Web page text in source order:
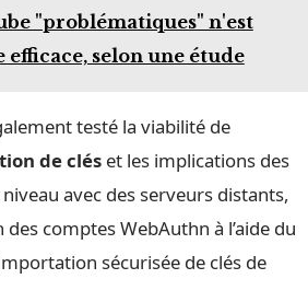
"problématiques" n'est
efficace, selon une étude
testé la viabilité de
de clés et les implications des
avec des serveurs distants,
comptes WebAuthn à l’aide du
sécurisée de clés de